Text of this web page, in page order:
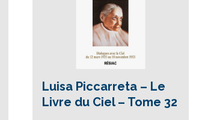
Luisa Piccarreta – Le
Livre du Ciel – Tome 32